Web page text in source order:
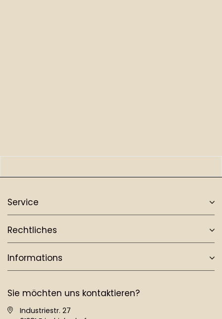
Service
Rechtliches
Informations
Sie möchten uns kontaktieren?
Industriestr. 27